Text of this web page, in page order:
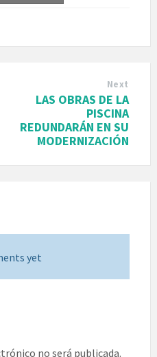
Next
LAS OBRAS DE LA
PISCINA
REDUNDARÁN EN SU
MODERNIZACIÓN
yet
no será publicada.